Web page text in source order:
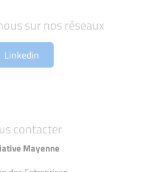
contacter
Mayenne
sur nos réseaux
Linkedin